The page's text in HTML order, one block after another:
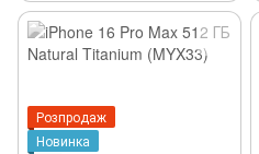
Розпродаж
Новинка